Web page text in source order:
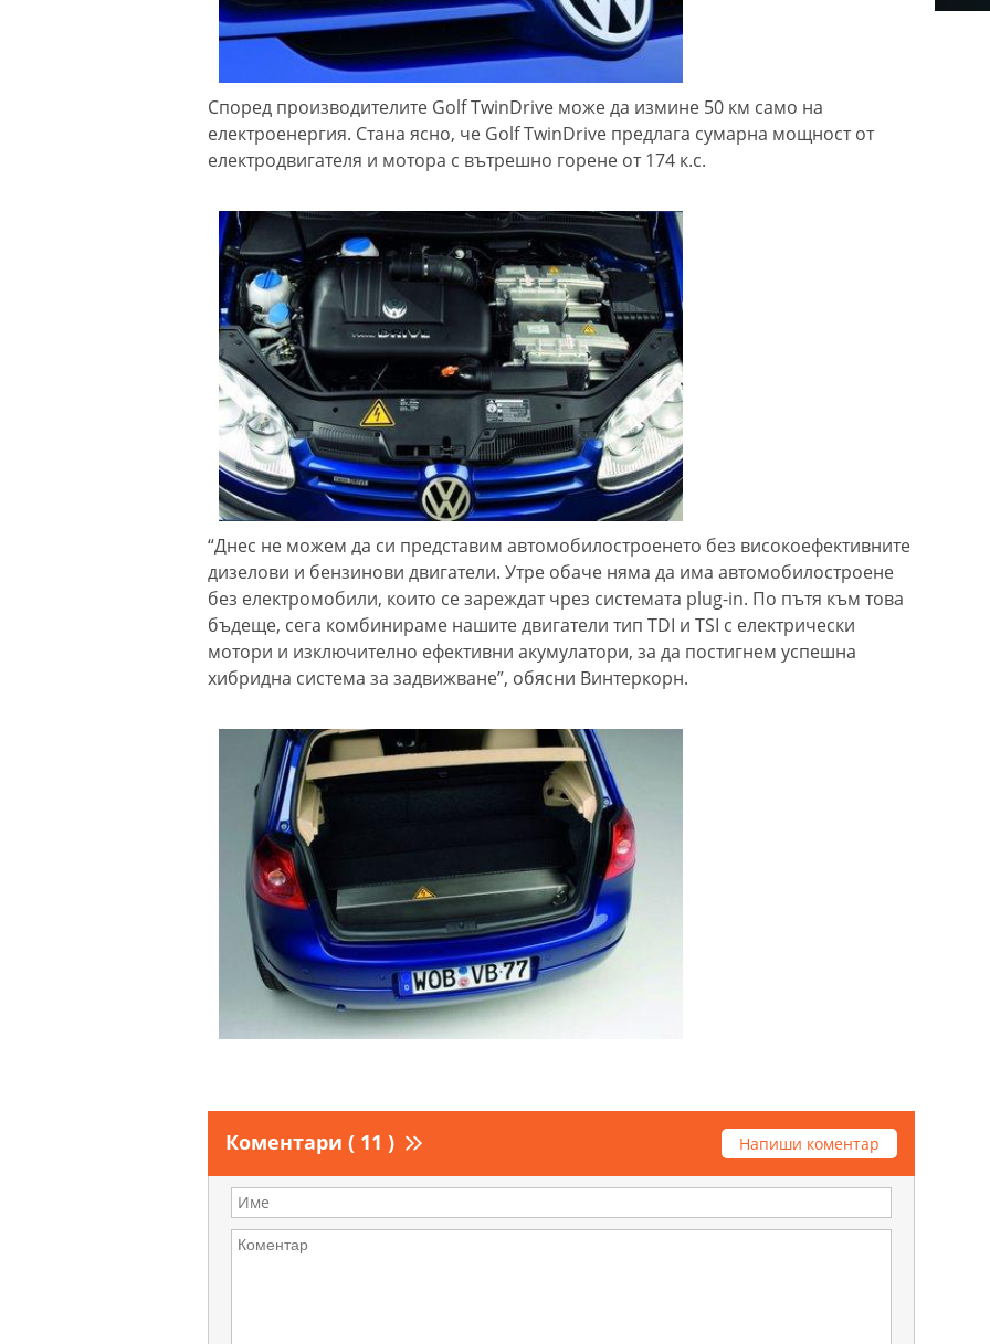
Според производителите Golf TwinDrive може да измине 50 км само на
електроенергия. Стана ясно, че Golf TwinDrive предлага сумарна мощност от
електродвигателя и мотора с вътрешно горене от 174 к.с.
“Днес не можем да си представим автомобилостроенето без високоефективните
дизелови и бензинови двигатели. Утре обаче няма да има автомобилостроене
без електромобили, които се зареждат чрез системата plug-in. По пътя към това
бъдеще, сега комбинираме нашите двигатели тип TDI и TSI с електрически
мотори и изключително ефективни акумулатори, за да постигнем успешна
хибридна система за задвижване”, обясни Винтеркорн.
Коментари ( 11 ) Напиши коментар